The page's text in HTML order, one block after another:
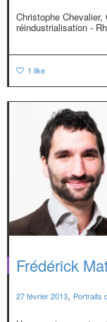
Christophe
réindustrialisation -
1 like
Frédérick
27 février 2013, Portraits